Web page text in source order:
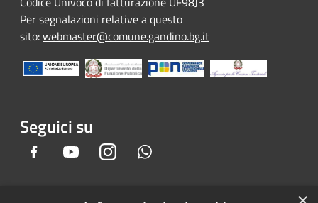
Per segnalazioni relative a questo
sito:webmaster@comune.gandino.bg.it
Seguici su
Facebook YoutubeInstagram